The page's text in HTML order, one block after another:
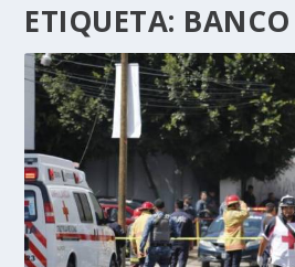
ETIQUETA: BANCO